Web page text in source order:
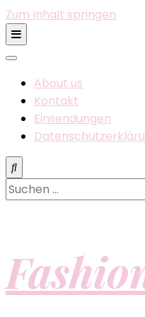
Zum Inhalt springen
About us
Kontakt
Einsendungen
Suchen
nach: